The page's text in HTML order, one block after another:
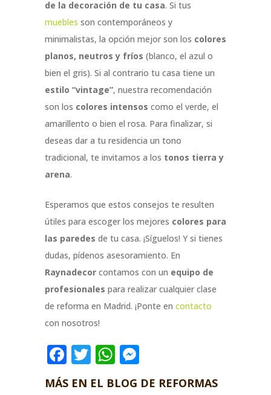
de la decoración de tu casa. Si tus
muebles son contemporáneos y
minimalistas, la opción mejor son los colores
planos, neutros y fríos (blanco, el azul o
bien el gris). Si al contrario tu casa tiene un
estilo “vintage”, nuestra recomendación
son los colores intensos como el verde, el
amarillento o bien el rosa. Para finalizar, si
deseas dar a tu residencia un tono
tradicional, te invitamos a los tonos tierra y
arena.
Esperamos que estos consejos te resulten
útiles para escoger los mejores colores para
las paredes de tu casa. ¡Síguelos! Y si tienes
dudas, pídenos asesoramiento. En
Raynadecor contamos con un equipo de
profesionales para realizar cualquier clase
de reforma en Madrid. ¡Ponte en contacto
con nosotros!
Facebook
TwitterWhatsApp
MÁS EN EL BLOG DE REFORMAS